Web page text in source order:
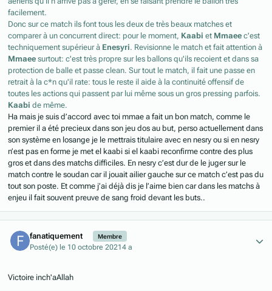
facilement.
Donc sur ce match ils font tous les deux de très beaux matches et
comparer à un concurrent direct: pour le moment, Kaabi et Mmaee c'est
techniquement supérieur à Enesyri. Revisionne le match et fait attention à
Mmaee surtout: c'est très propre sur les ballons qu'ils recoient et dans sa
protection de balle et passe clean. Sur tout le match, il fait une passe en
retrait à la c*n qu'il rate: tous le reste il aide à la continuité offensif de
toutes les actions qui passent par lui même sous un gros pressing parfois.
Kaabi de même.
Ha mais je suis d’accord avec toi mmae a fait un bon match, comme le
premier il a été precieux dans son jeu dos au but, perso actuellement dans
son système en losange je le mettrais titulaire avec en nesry ou si en nesry
n’est pas en forme je met el kaabi si el kaabi reconfirme contre des plus
gros et dans des matchs difficiles. En nesry c’est dur de le juger sur le
match contre le soudan car il jouait ailier gauche sur ce match c’est pas du
tout son poste. Et comme j’ai déjà dis je l’aime bien car dans les matchs à
enjeu il fait souvent preuve de sang froid devant les buts..
fanatiquement Membre
Posté(e) le 10 octobre 20214 a
Victoire inch'aAllah